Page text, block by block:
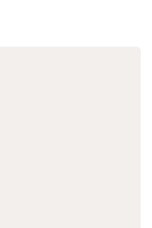
Station is 9.